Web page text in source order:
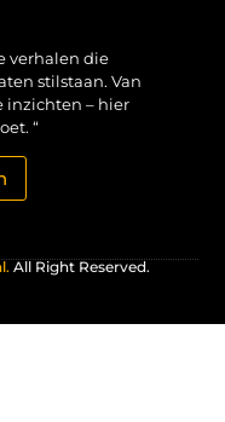
verhalen die
stilstaan. Van
inzichten – hier
“
All Right Reserved.